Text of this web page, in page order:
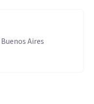
Aires